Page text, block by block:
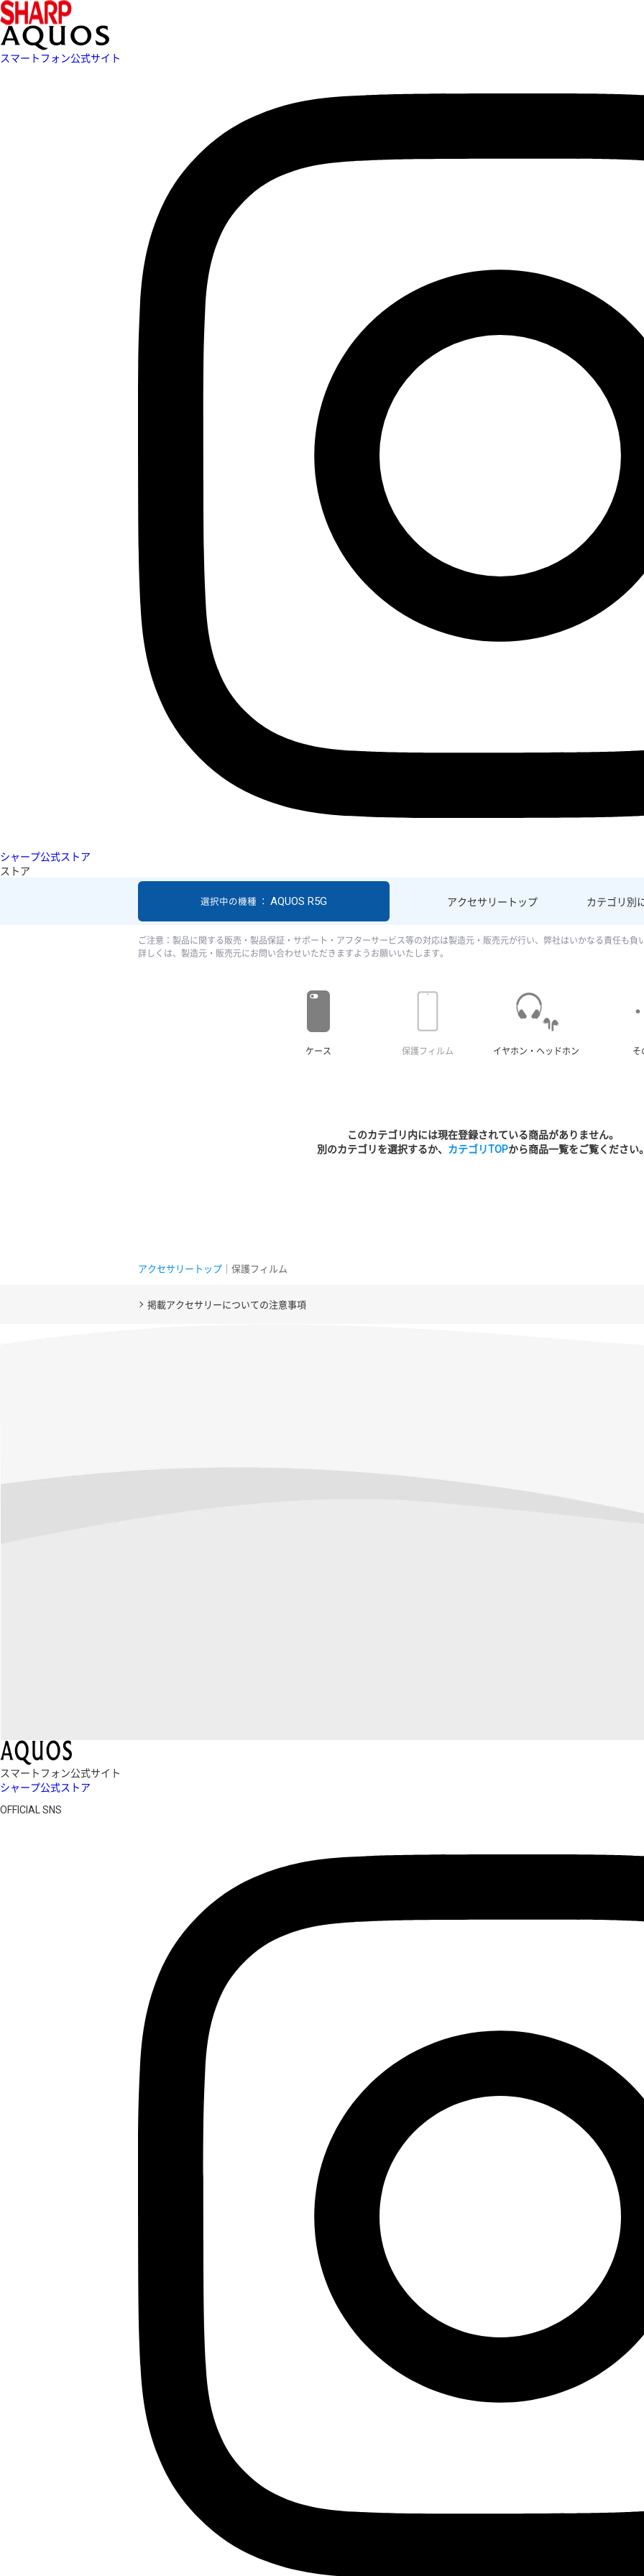
スマートフォン公式サイト
シャープ公式ストア
ストア
アクセサリー トップ カテゴリ別
選択中の機種 ： AQUOS R5G
ご注意：製品に関する販売・製品保証・サポート・アフターサービス等の対応は製造元・販売元が行い、弊社はいかなる責任も負
詳しくは、製造元・販売元にお問い合わせいただきますようお願いいたします。
ケース 保護フィルム イヤホン・ヘッドホン そ
このカテゴリ内には現在登録されている商品がありません。
別のカテゴリを選択するか、 カテゴリTOPから商品一覧をご覧ください
アクセサリートップ ｜保護フィルム
掲載アクセサリーについての注意事項
スマートフォン公式サイト
シャープ公式ストア
OFFICIAL SNS